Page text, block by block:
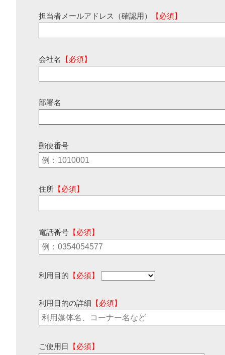
担当者メールアドレス（確認用） 【必須】
会社名 【必須】
部署名
郵便番号
住所 【必須】
電話番号 【必須】
利用目的 【必須】
利用目的の詳細 【必須】
ご使用日 【必須】